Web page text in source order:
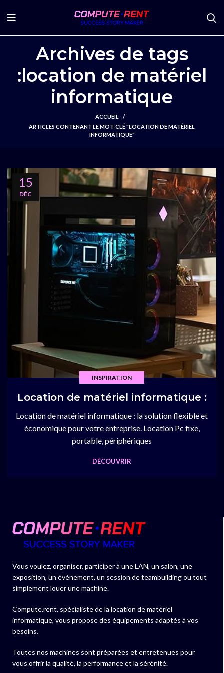
Archives de tags
:location de matériel
informatique
ACCUEIL
ARTICLES CONTENANT LE MOT-CLÉ "LOCATION DE MATÉRIEL
INFORMATIQUE"
15
DÉC
INSPIRATION
Location de matériel informatique :
Location de matériel informatique : la solution flexible et
économique pour votre entreprise. Location Pc fixe,
portable, périphériques
DÉCOUVRIR
Vous voulez, organiser, participer à une LAN, un salon, une
exposition, un évènement, un session de teambuilding ou tout
simplement louer une machine.
Compute.rent, spécialiste de la location de matériel
informatique, vous propose des équipements adaptés à vos
besoins.
Toutes nos machines sont préparées et entretenues pour
vous offrir la qualité, la performance et la sérénité.